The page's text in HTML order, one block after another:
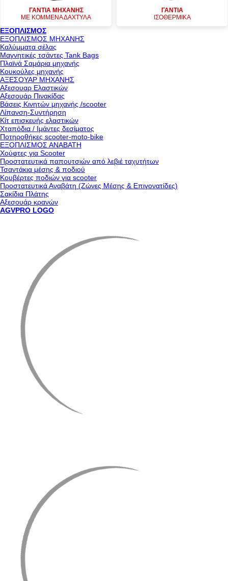
ΓΑΝΤΙΑ ΜΗΧΑΝΗΣ
ΜΕ ΚΟΜΜΕΝΑ ΔΑΧΤΥΛΑ
ΓΑΝΤΙΑ
ΙΣΟΘΕΡΜΙΚΑ
ΕΞΟΠΛΙΣΜΟΣ
ΕΞΟΠΛΙΣΜΟΣ ΜΗΧΑΝΗΣ
Καλύμματα σέλας
Μαγνητικές τσάντες Tank Bags
Πλαϊνά Σαμάρια μηχανής
Κουκούλες μηχανής
ΑΞΕΣΟΥΑΡ ΜΗΧΑΝΗΣ
Αξεσουαρ Ελαστικών
Αξεσουάρ Πινακίδας
Βάσεις Κινητών μηχανής /scooter
Λίπανση-Συντήρηση
Κίτ επισκευής ελαστικών
Χταπόδια / Ιμάντες δεσίματος
Ποτηροθήκες scooter-moto-bike
ΕΞΟΠΛΙΣΜΟΣ ΑΝΑΒΑΤΗ
Χούφτες για Scooter
Προστατευτικά παπουτσιών από λεβιέ ταχυτήτων
Τσαντάκια μέσης & ποδιού
Κουβέρτες ποδιών για scooter
Προστατευτικά Αναβάτη (Ζώνες Μέσης & Επιγονατίδες)
Σακίδια Πλάτης
Αξεσουάρ κρανών
AGVPRO LOGO